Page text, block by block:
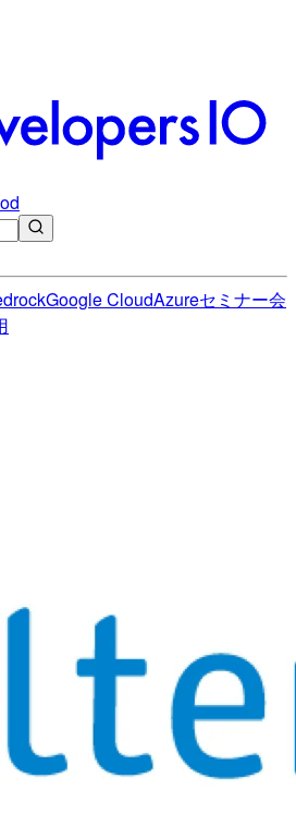
Google CloudAzureセミナー会